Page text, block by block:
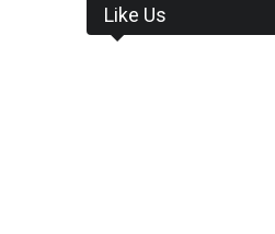
Like Us